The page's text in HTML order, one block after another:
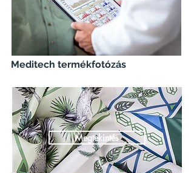
Meditech termékfotózás
Megtekintés